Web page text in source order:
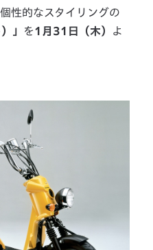
性的なスタイリングの
」 を1月31日（木）
よ